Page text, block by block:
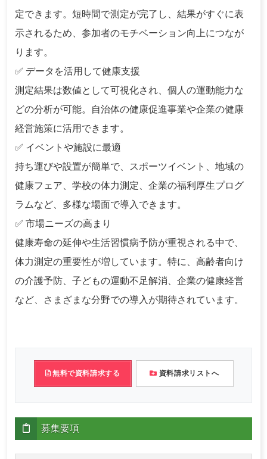
定できます。短時間で測定が完了し、結果がすぐに表
示されるため、参加者のモチベーション向上につなが
ります。
✅ データを活用して健康支援
測定結果は数値として可視化され、個人の運動能力な
どの分析が可能。自治体の健康促進事業や企業の健康
経営施策に活用できます。
✅ イベントや施設に最適
持ち運びや設置が簡単で、スポーツイベント、地域の
健康フェア、学校の体力測定、企業の福利厚生プログ
ラムなど、多様な場面で導入できます。
✅ 市場ニーズの高まり
健康寿命の延伸や生活習慣病予防が重視される中で、
体力測定の重要性が増しています。特に、高齢者向け
の介護予防、子どもの運動不足解消、企業の健康経営
など、さまざまな分野での導入が期待されています。
無料で資料請求する 資料請求リストへ
募集要項